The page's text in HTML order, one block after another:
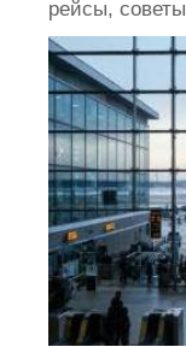
рейсы, советы